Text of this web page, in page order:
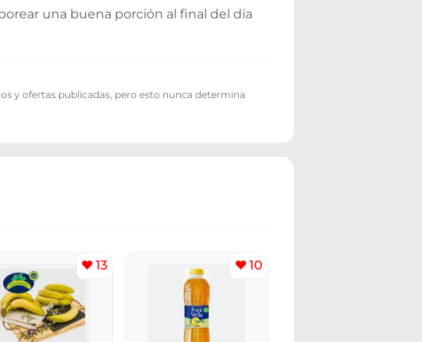
una buena porción al final del día
y ofertas publicadas, pero esto nunca determina
13 10